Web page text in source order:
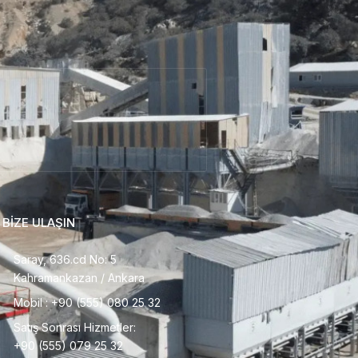
BİZE ULAŞIN
Saray, 636.cd No: 5
Kahramankazan / Ankara
Mobil : +90 (555) 080 25 32
Satış Sonrası Hizmetler:
+90 (555) 079 25 32